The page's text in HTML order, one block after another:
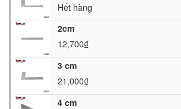
Hết hàng
2cm
12,700₫
3 cm
21,000₫
4 cm